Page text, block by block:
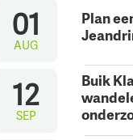
Plan
01
AUG
Buik
12
SEP